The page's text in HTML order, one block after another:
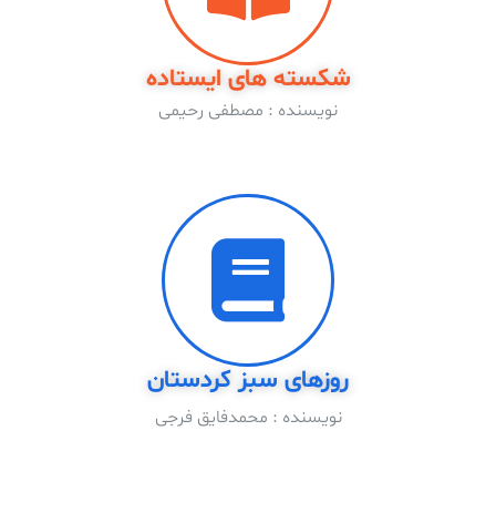
شکسته های ایستاده
نویسنده : مصطفی رحیمی
روزهای سبز کردستان
نویسنده : محمدفایق فرجی